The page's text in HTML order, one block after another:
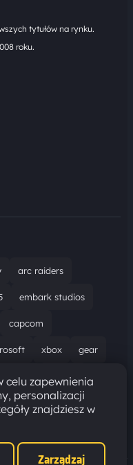
tytułów na rynku.
roku.
arc raiders
embark studios
capcom
xbox gear
ubisoft
requiem gaming
celu zapewnienia
personalizacji
znajdziesz w
Zarządzaj